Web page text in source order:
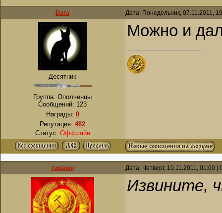
Dara Дата: Понедельник, 07.11.2011,
Десятник
Группа: Ополченцы
Сообщений: 123
Награды: 0
Репутация: 482
Статус: Оффлайн
Можно и
гамаюн Дата: Четверг, 10.11.2011, 01:00
Извините,